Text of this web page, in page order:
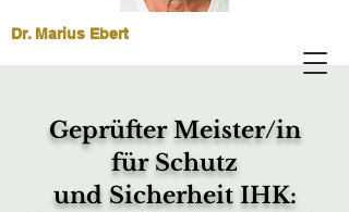
Dr. Marius Ebert
Geprüfter Meister/in
für Schutz
und Sicherheit IHK: